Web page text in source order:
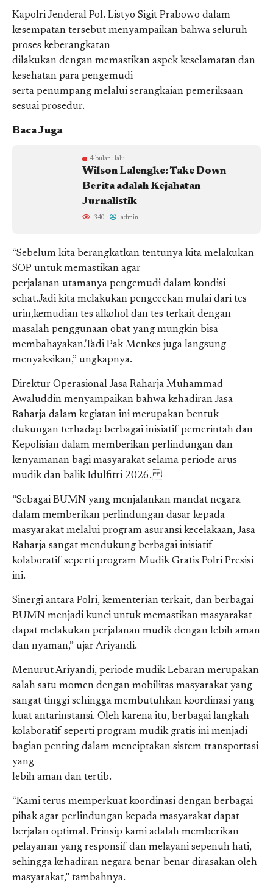
Kapolri Jenderal Pol. Listyo Sigit Prabowo dalam
kesempatan tersebut menyampaikan bahwa seluruh
proses keberangkatan
dilakukan dengan memastikan aspek keselamatan dan
kesehatan para pengemudi
serta penumpang melalui serangkaian pemeriksaan
sesuai prosedur.
Baca Juga
4 bulan lalu
Wilson Lalengke: Take Down
Berita adalah Kejahatan
Jurnalistik
340 admin
“Sebelum kita berangkatkan tentunya kita melakukan
SOP untuk memastikan agar
perjalanan utamanya pengemudi dalam kondisi
sehat.Jadi kita melakukan pengecekan mulai dari tes
urin,kemudian tes alkohol dan tes terkait dengan
masalah penggunaan obat yang mungkin bisa
membahayakan.Tadi Pak Menkes juga langsung
menyaksikan,” ungkapnya.
Direktur Operasional Jasa Raharja Muhammad
Awaluddin menyampaikan bahwa kehadiran Jasa
Raharja dalam kegiatan ini merupakan bentuk
dukungan terhadap berbagai inisiatif pemerintah dan
Kepolisian dalam memberikan perlindungan dan
kenyamanan bagi masyarakat selama periode arus
mudik dan balik Idulfitri 2026.
“Sebagai BUMN yang menjalankan mandat negara
dalam memberikan perlindungan dasar kepada
masyarakat melalui program asuransi kecelakaan, Jasa
Raharja sangat mendukung berbagai inisiatif
kolaboratif seperti program Mudik Gratis Polri Presisi
ini.
Sinergi antara Polri, kementerian terkait, dan berbagai
BUMN menjadi kunci untuk memastikan masyarakat
dapat melakukan perjalanan mudik dengan lebih aman
dan nyaman,” ujar Ariyandi.
Menurut Ariyandi, periode mudik Lebaran merupakan
salah satu momen dengan mobilitas masyarakat yang
sangat tinggi sehingga membutuhkan koordinasi yang
kuat antarinstansi. Oleh karena itu, berbagai langkah
kolaboratif seperti program mudik gratis ini menjadi
bagian penting dalam menciptakan sistem transportasi
yang
lebih aman dan tertib.
“Kami terus memperkuat koordinasi dengan berbagai
pihak agar perlindungan kepada masyarakat dapat
berjalan optimal. Prinsip kami adalah memberikan
pelayanan yang responsif dan melayani sepenuh hati,
sehingga kehadiran negara benar-benar dirasakan oleh
masyarakat,” tambahnya.